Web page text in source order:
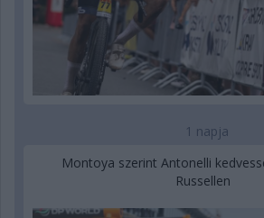
1 napja
Montoya szerint Antonelli
Russellen